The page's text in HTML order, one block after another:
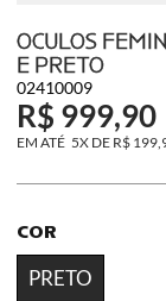
OCULOS
E PRETO
02410009
R$ 999,90
5X DE R$
COR
PRETO